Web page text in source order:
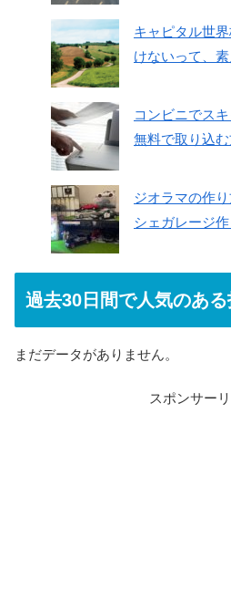
キャピタル世
けないって、
コンビニでス
無料で取り込
ジオラマの作
シェガレージ
過去30日間で人気のあ
まだデータがありません。
スポンサー